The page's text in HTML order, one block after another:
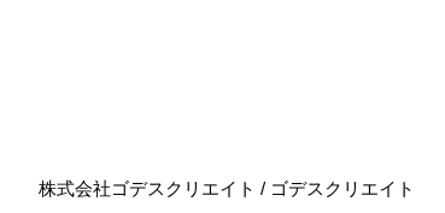
株式会社ゴデスクリエイト / ゴデスクリエイト